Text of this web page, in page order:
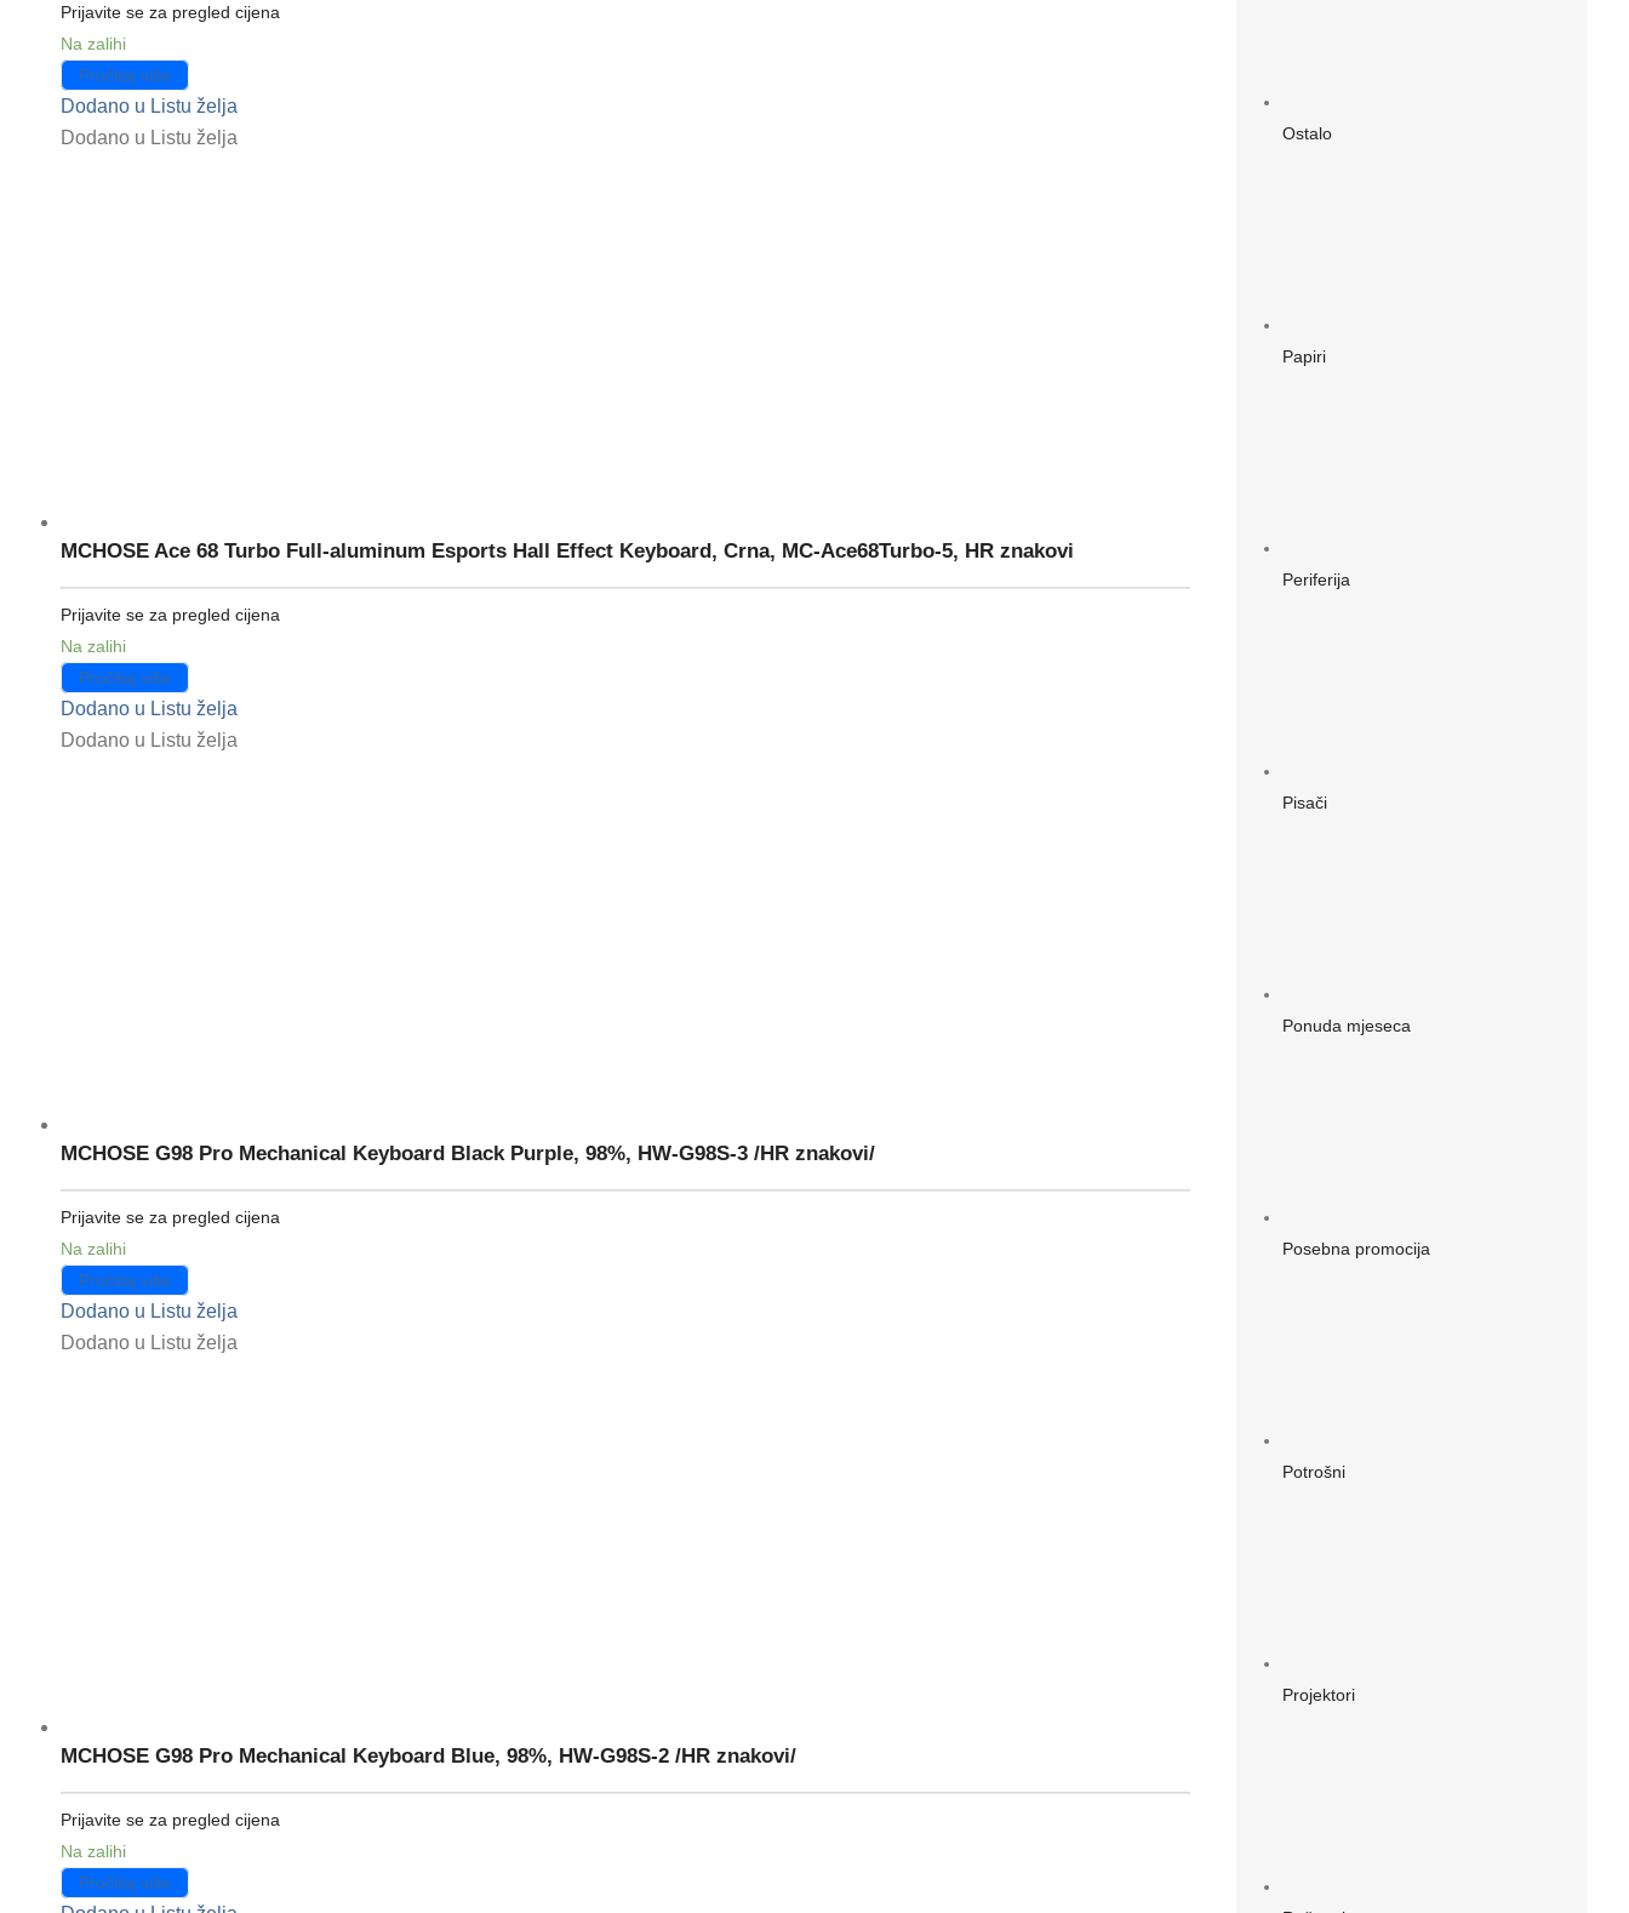
Prijavite se za pregled cijena
Na zalihi
Pročitaj više
Dodano u Listu želja
Dodano u Listu želja
MCHOSE Ace 68 Turbo Full-aluminum Esports Hall Effect Keyboard, Crna, MC-Ace68Turbo-5, HR znakovi
Prijavite se za pregled cijena
Na zalihi
Pročitaj više
Dodano u Listu želja
Dodano u Listu želja
MCHOSE G98 Pro Mechanical Keyboard Black Purple, 98%, HW-G98S-3 /HR znakovi/
Prijavite se za pregled cijena
Na zalihi
Pročitaj više
Dodano u Listu želja
Dodano u Listu želja
MCHOSE G98 Pro Mechanical Keyboard Blue, 98%, HW-G98S-2 /HR znakovi/
Prijavite se za pregled cijena
Na zalihi
Pročitaj više
Ostalo
Papiri
Periferija
Pisači
Ponuda mjeseca
Posebna promocija
Potrošni
Projektori